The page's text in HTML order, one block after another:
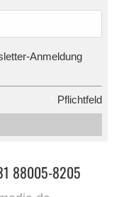
Anmeldung
Pflichtfeld
88005-8205